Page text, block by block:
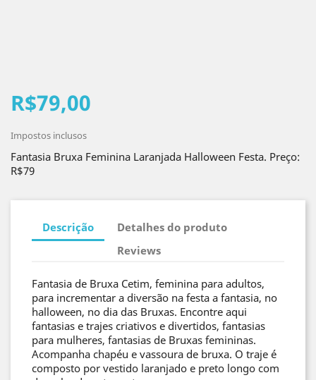
R$79,00
Impostos inclusos
Fantasia Bruxa Feminina Laranjada Halloween Festa. Preço:
R$79
Descrição
Detalhes do produto
Reviews
Fantasia de Bruxa Cetim, feminina para adultos,
para incrementar a diversão na festa a fantasia, no
halloween, no dia das Bruxas. Encontre aqui
fantasias e trajes criativos e divertidos, fantasias
para mulheres, fantasias de Bruxas femininas.
Acompanha chapéu e vassoura de bruxa. O traje é
composto por vestido laranjado e preto longo com